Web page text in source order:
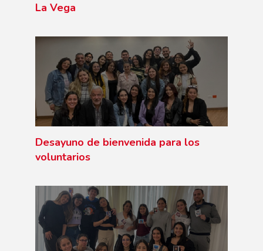
La Vega
Desayuno de bienvenida para los
voluntarios